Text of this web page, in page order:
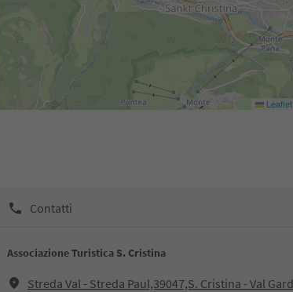
Leaflet
Contatti
Associazione Turistica S. Cristina
Streda Val - Streda Paul,39047,S. Cristina - Val